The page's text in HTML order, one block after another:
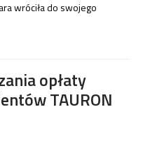
wróciła do swojego
opłaty
TAURON